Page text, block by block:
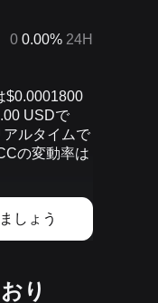
0 0.00% 24H
$0.0001800
USDで
ルタイムで
の変動率は
しょう
り